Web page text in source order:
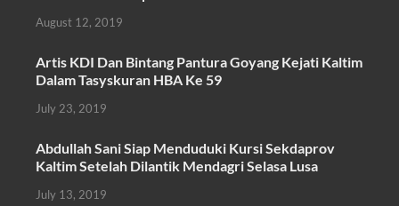
o
k
p
August 12, 2019
Artis KDI Dan Bintang Pantura Goyang Kejati Kaltim
Dalam Tasyskuran HBA Ke 59
July 23, 2019
Abdullah Sani Siap Menduduki Kursi Sekdaprov
Kaltim Setelah Dilantik Mendagri Selasa Lusa
July 13, 2019